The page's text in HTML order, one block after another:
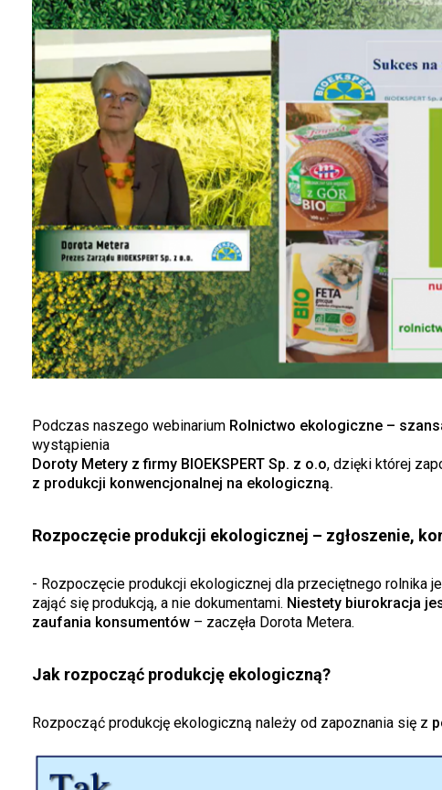
Podczas naszego webinarium Rolnictwo ekologiczne –
wystąpienia
Doroty Metery z firmy BIOEKSPERT Sp. z o.o, dzięki której
z produkcji konwencjonalnej na ekologiczną.
Rozpoczęcie produkcji ekologicznej – zgłoszenie,
- Rozpoczęcie produkcji ekologicznej dla przeciętnego rolnika
zająć się produkcją, a nie dokumentami. Niestety biurokracja
zaufania konsumentów – zaczęła Dorota Metera.
Jak rozpocząć produkcję ekologiczną?
Rozpocząć produkcję ekologiczną należy od zapoznania się z